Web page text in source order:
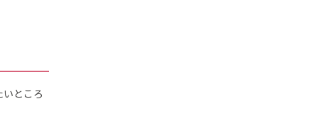
ところ